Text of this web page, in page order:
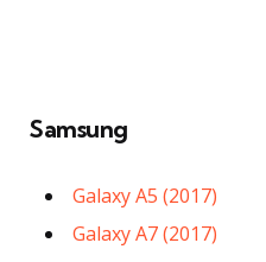
Samsung
Galaxy A5 (2017)
Galaxy A7 (2017)